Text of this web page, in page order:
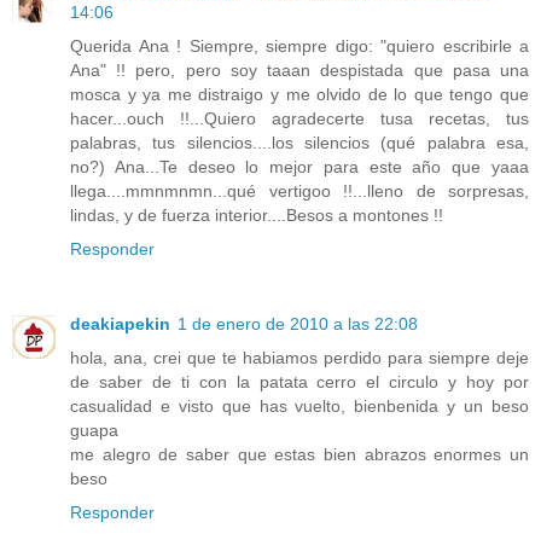
14:06
Querida Ana ! Siempre, siempre digo: "quiero escribirle a
Ana" !! pero, pero soy taaan despistada que pasa una
mosca y ya me distraigo y me olvido de lo que tengo que
hacer...ouch !!...Quiero agradecerte tusa recetas, tus
palabras, tus silencios....los silencios (qué palabra esa,
no?) Ana...Te deseo lo mejor para este año que yaaa
llega....mmnmnmn...qué vertigoo !!...lleno de sorpresas,
lindas, y de fuerza interior....Besos a montones !!
Responder
deakiapekin 1 de enero de 2010 a las 22:08
hola, ana, crei que te habiamos perdido para siempre deje
de saber de ti con la patata cerro el circulo y hoy por
casualidad e visto que has vuelto, bienbenida y un beso
guapa
me alegro de saber que estas bien abrazos enormes un
beso
Responder